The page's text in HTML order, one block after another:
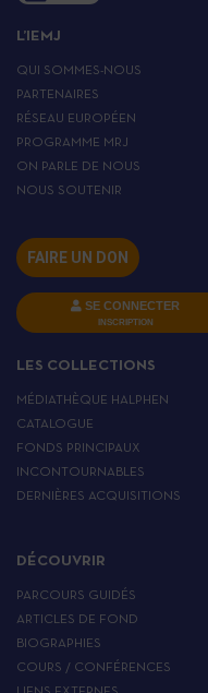
L’IEMJ
QUI SOMMES-NOUS
PARTENAIRES
RÉSEAU EUROPÉEN
PROGRAMME MRJ
ON PARLE DE NOUS
NOUS SOUTENIR
FAIRE UN DON
SE CONNECTER
INSCRIPTION
LES COLLECTIONS
MÉDIATHÈQUE HALPHEN
CATALOGUE
FONDS PRINCIPAUX
INCONTOURNABLES
DERNIÈRES ACQUISITIONS
DÉCOUVRIR
PARCOURS GUIDÉS
ARTICLES DE FOND
BIOGRAPHIES
COURS / CONFÉRENCES